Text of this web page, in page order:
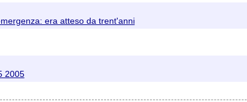
era atteso da trent'anni
2005